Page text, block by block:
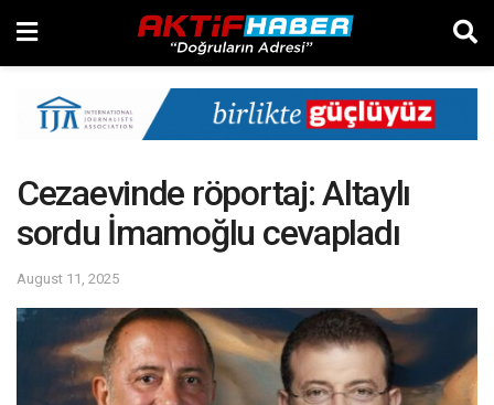
Cezaevinde röportaj: Altaylı
sordu İmamoğlu cevapladı
August 11, 2025